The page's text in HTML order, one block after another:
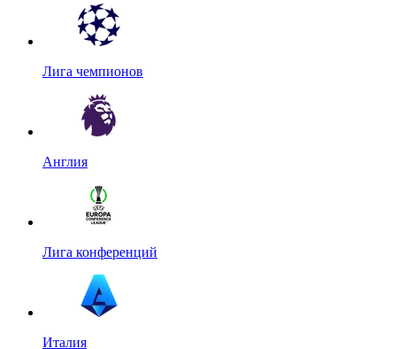
Лига чемпионов
Англия
Лига конференций
Италия